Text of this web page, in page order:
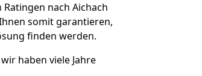
nach Aichach
somit garantieren,
finden werden.
haben viele Jahre